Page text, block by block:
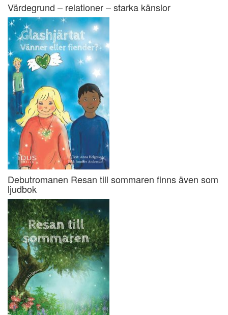
Värdegrund – relationer – starka känslor
Debutromanen Resan till sommaren finns även som
ljudbok